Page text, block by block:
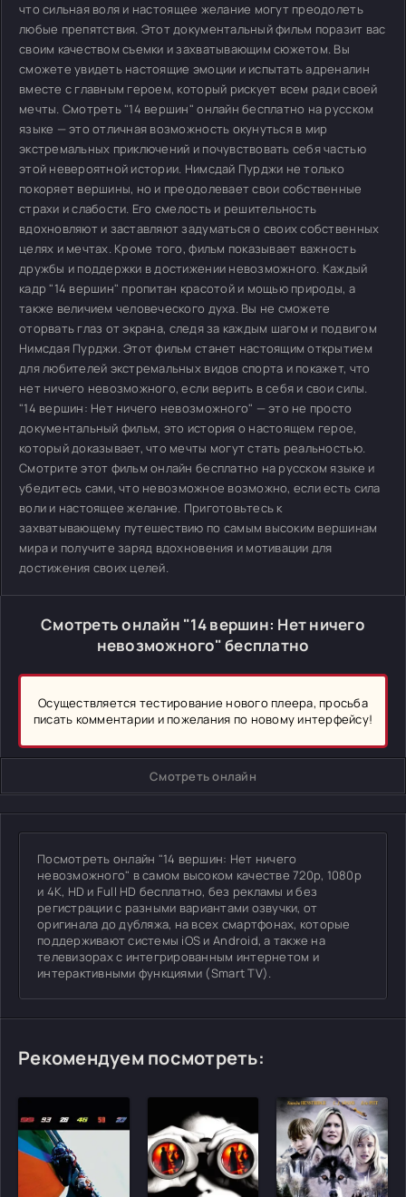
что сильная воля и настоящее желание могут преодолеть
любые препятствия. Этот документальный фильм поразит вас
своим качеством съемки и захватывающим сюжетом. Вы
сможете увидеть настоящие эмоции и испытать адреналин
вместе с главным героем, который рискует всем ради своей
мечты. Смотреть "14 вершин" онлайн бесплатно на русском
языке — это отличная возможность окунуться в мир
экстремальных приключений и почувствовать себя частью
этой невероятной истории. Нимсдай Пурджи не только
покоряет вершины, но и преодолевает свои собственные
страхи и слабости. Его смелость и решительность
вдохновляют и заставляют задуматься о своих собственных
целях и мечтах. Кроме того, фильм показывает важность
дружбы и поддержки в достижении невозможного. Каждый
кадр "14 вершин" пропитан красотой и мощью природы, а
также величием человеческого духа. Вы не сможете
оторвать глаз от экрана, следя за каждым шагом и подвигом
Нимсдая Пурджи. Этот фильм станет настоящим открытием
для любителей экстремальных видов спорта и покажет, что
нет ничего невозможного, если верить в себя и свои силы.
"14 вершин: Нет ничего невозможного" — это не просто
документальный фильм, это история о настоящем герое,
который доказывает, что мечты могут стать реальностью.
Смотрите этот фильм онлайн бесплатно на русском языке и
убедитесь сами, что невозможное возможно, если есть сила
воли и настоящее желание. Приготовьтесь к
захватывающему путешествию по самым высоким вершинам
мира и получите заряд вдохновения и мотивации для
достижения своих целей.
Смотреть онлайн "14 вершин: Нет ничего
невозможного" бесплатно
Осуществляется тестирование нового плеера, просьба
писать комментарии и пожелания по новому интерфейсу!
Смотреть онлайн
Посмотреть онлайн "14 вершин: Нет ничего
невозможного" в самом высоком качестве 720p, 1080p
и 4K, HD и Full HD бесплатно, без рекламы и без
регистрации с разными вариантами озвучки, от
оригинала до дубляжа, на всех смартфонах, которые
поддерживают системы iOS и Android, а также на
телевизорах с интегрированным интернетом и
интерактивными функциями (Smart TV).
Рекомендуем посмотреть: